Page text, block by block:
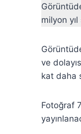
milyon
ve
kat daha
Fotoğraf